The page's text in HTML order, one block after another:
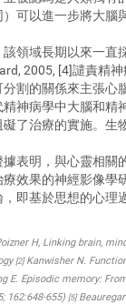
可以進一步將大腦
領域長期以來一
2005, [4]譴責精
割的關係來主張
神病學中大腦和
了治療的實施。生
表明，與心靈相
效果的神經影像
即基於思想的心
H, Linking brain,
[2]Kanwisher N.
E. Episodic memory:
162:648-655) [5]